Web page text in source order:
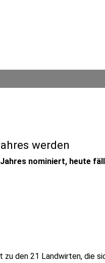
werden
nominiert, heute
den 21 Landwirten, die